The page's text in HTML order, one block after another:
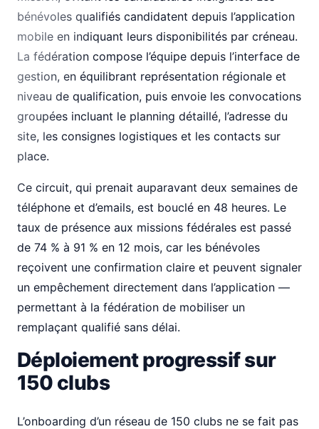
bénévoles qualifiés candidatent depuis l’application
mobile en indiquant leurs disponibilités par créneau.
La fédération compose l’équipe depuis l’interface de
gestion, en équilibrant représentation régionale et
niveau de qualification, puis envoie les convocations
groupées incluant le planning détaillé, l’adresse du
site, les consignes logistiques et les contacts sur
place.
Ce circuit, qui prenait auparavant deux semaines de
téléphone et d’emails, est bouclé en 48 heures. Le
taux de présence aux missions fédérales est passé
de 74 % à 91 % en 12 mois, car les bénévoles
reçoivent une confirmation claire et peuvent signaler
un empêchement directement dans l’application —
permettant à la fédération de mobiliser un
remplaçant qualifié sans délai.
Déploiement progressif sur
150 clubs
L’onboarding d’un réseau de 150 clubs ne se fait pas